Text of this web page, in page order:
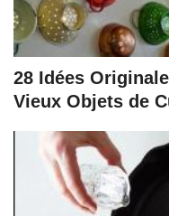
28 Idées
Vieux Objets de